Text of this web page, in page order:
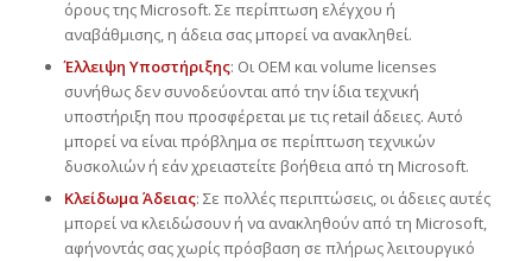
όρους της Microsoft. Σε περίπτωση ελέγχου ή
αναβάθμισης, η άδεια σας μπορεί να ανακληθεί.
Έλλειψη Υποστήριξης: Οι OEM και volume licenses
συνήθως δεν συνοδεύονται από την ίδια τεχνική
υποστήριξη που προσφέρεται με τις retail άδειες. Αυτό
μπορεί να είναι πρόβλημα σε περίπτωση τεχνικών
δυσκολιών ή εάν χρειαστείτε βοήθεια από τη Microsoft.
Κλείδωμα Άδειας: Σε πολλές περιπτώσεις, οι άδειες αυτές
μπορεί να κλειδώσουν ή να ανακληθούν από τη Microsoft,
αφήνοντάς σας χωρίς πρόσβαση σε πλήρως λειτουργικό